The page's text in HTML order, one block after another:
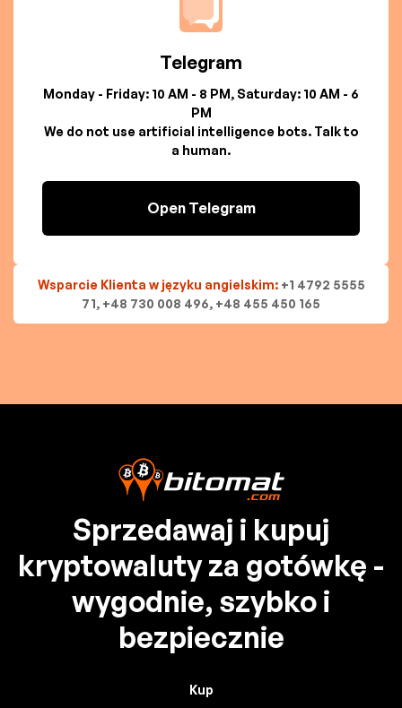
Telegram
Monday - Friday: 10 AM - 8 PM, Saturday: 10 AM - 6
PM
We do not use artificial intelligence bots. Talk to
a human.
Open Telegram
Wsparcie Klienta w języku angielskim: +1 4792 5555
71, +48 730 008 496, +48 455 450 165
Sprzedawaj i kupuj
kryptowaluty za gotówkę -
wygodnie, szybko i
bezpiecznie
Kup